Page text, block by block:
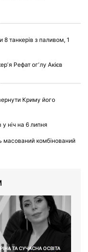
танкерів з паливом, 1
Рефат огʼлу Акієв
Криму його
ніч на 6 липня
масований комбінований
ТА СУЧАСНА ОСВІТА